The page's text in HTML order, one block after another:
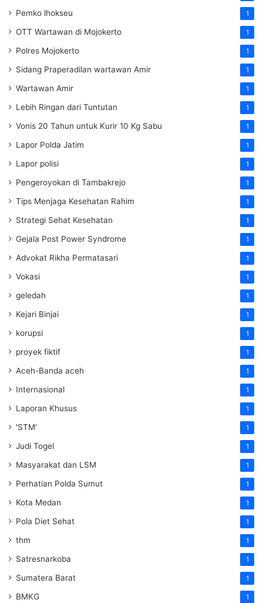
Pemko lhokseu 1
OTT Wartawan di Mojokerto 1
Polres Mojokerto 1
Sidang Praperadilan wartawan Amir 1
Wartawan Amir 1
Lebih Ringan dari Tuntutan 1
Vonis 20 Tahun untuk Kurir 10 Kg Sabu 1
Lapor Polda Jatim 1
Lapor polisi 1
Pengeroyokan di Tambakrejo 1
Tips Menjaga Kesehatan Rahim 1
Strategi Sehat Kesehatan 1
Gejala Post Power Syndrome 1
Advokat Rikha Permatasari 1
Vokasi 1
geledah 1
Kejari Binjai 1
korupsi 1
proyek fiktif 1
Aceh-Banda aceh 1
Internasional 1
Laporan Khusus 1
'STM' 1
Judi Togel 1
Masyarakat dan LSM 1
Perhatian Polda Sumut 1
Kota Medan 1
Pola Diet Sehat 1
thm 1
Satresnarkoba 1
Sumatera Barat 1
BMKG 1